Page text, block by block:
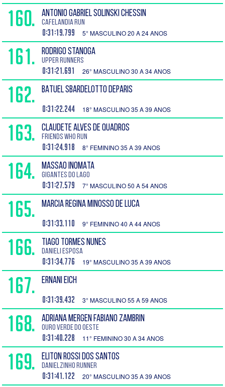
160. ANTONIO GABRIEL SOLINSKI CHESSIN
Cafelandia Run
0:31:19.799 5° MASCULINO 20 A 24 ANOS
161. RODRIGO STANOGA
Upper Runners
0:31:21.691 26° MASCULINO 30 A 34 ANOS
162. BATUEL SBARDELOTTO DEPARIS
0:31:22.244 18° MASCULINO 35 A 39 ANOS
163. CLAUDETE ALVES DE QUADROS
friends who run
0:31:24.918 8° FEMININO 35 A 39 ANOS
164. MASSAO INOMATA
Gigantes do Lago
0:31:27.579 7° MASCULINO 50 A 54 ANOS
165. MARCIA REGINA MINOSSO DE LUCA
0:31:33.110 9° FEMININO 40 A 44 ANOS
166. TIAGO TORMES NUNES
Danieli esposa
0:31:34.776 19° MASCULINO 35 A 39 ANOS
167. ERNANI EICH
0:31:39.432 3° MASCULINO 55 A 59 ANOS
168. ADRIANA MERGEN FABIANO ZAMBRIN
Ouro Verde do Oeste
0:31:40.228 11° FEMININO 30 A 34 ANOS
169. ELITON ROSSI DOS SANTOS
Danielzinho runner
0:31:41.122 20° MASCULINO 35 A 39 ANOS